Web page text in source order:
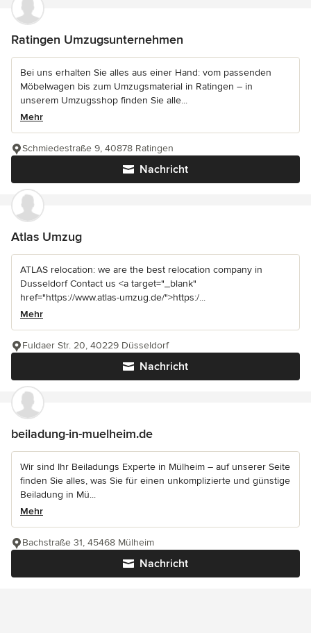
Ratingen Umzugsunternehmen
Bei uns erhalten Sie alles aus einer Hand: vom passenden
Möbelwagen bis zum Umzugsmaterial in Ratingen – in
unserem Umzugsshop finden Sie alle...
Mehr
Nachricht
Schmiedestraße 9, 40878 Ratingen
Atlas Umzug
ATLAS relocation: we are the best relocation company in
Dusseldorf Contact us <a target="_blank"
href="https://www.atlas-umzug.de/">https:/...
Mehr
Nachricht
Fuldaer Str. 20, 40229 Düsseldorf
beiladung-in-muelheim.de
Wir sind Ihr Beiladungs Experte in Mülheim – auf unserer Seite
finden Sie alles, was Sie für einen unkomplizierte und günstige
Beiladung in Mü...
Mehr
Nachricht
Bachstraße 31, 45468 Mülheim